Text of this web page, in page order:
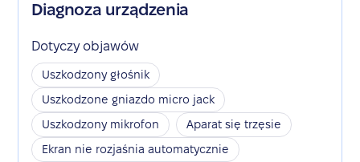
Diagnoza urządzenia
Dotyczy objawów
Uszkodzony głośnik
Uszkodzone gniazdo micro jack
Uszkodzony mikrofon
Aparat się trzęsie
Ekran nie rozjaśnia automatycznie